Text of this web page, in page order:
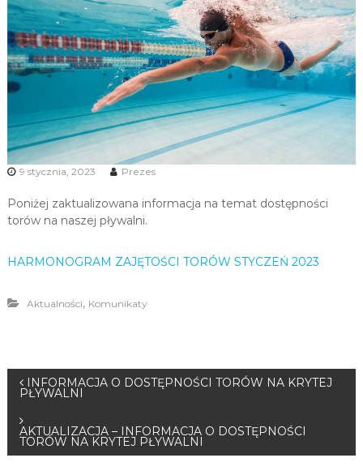
u
i
R
e
r
e
c
i
9 stycznia, 2023 Prezes
Poniżej zaktualizowana informacja na temat dostępności
torów na naszej pływalni.
HARMONOGRAM ZAJĘTOŚCI TORÓW STYCZEŃ 2023
Aktualności, Komunikaty
N
a
w
INFORMACJA O DOSTĘPNOŚCI TORÓW NA KRYTEJ
PŁYWALNI
AKTUALIZACJA – INFORMACJA O DOSTĘPNOŚCI
TORÓW NA KRYTEJ PŁYWALNI